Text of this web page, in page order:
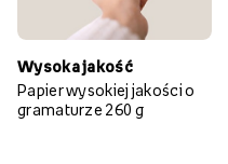
Wysoka jakość
Papier wysokiej jakości o
gramaturze 260 g